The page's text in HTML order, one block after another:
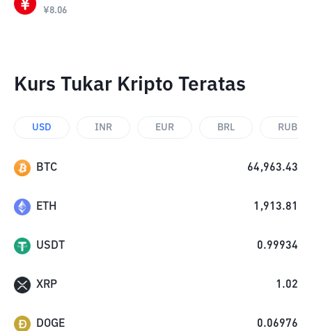
¥8.06
Kurs Tukar Kripto Teratas
USD INR EUR BRL RUB
BTC 64,963.43
ETH 1,913.81
USDT 0.99934
XRP 1.02
DOGE 0.06976